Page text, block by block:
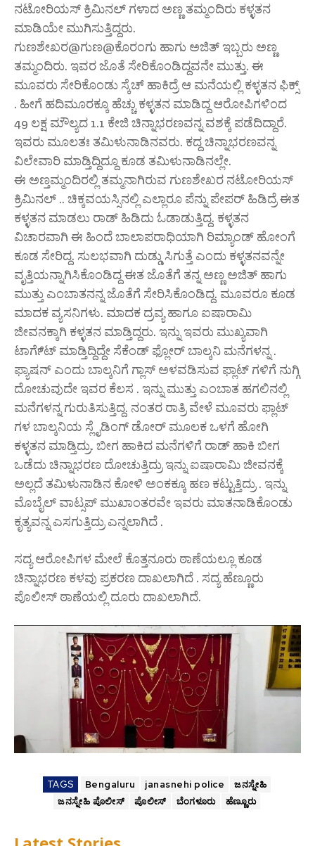
ನಟೋರಿಯಸ್ ಕ್ರಿಮಿನಲ್ ಗಳಾದ ಅಣ್ಣ ತಮ್ಮಂದಿರು ಕಳ್ಳತನ
ಮಾಡಿಯೇ ಮುಗಿಸುತ್ತಿದ್ದರು.
ಗುಣಶೇಖರ@ಗುಣ@ಕೊರಂಗು ಹಾಗು ಅಜಿತ್ ಇಬ್ಬರು ಅಣ್ಣ
ತಮ್ಮಂದಿರು. ಇವರ ಜೊತೆ ಸೇರಿಕೊಂಡಿದ್ದವನೇ ಮುತ್ತು. ಈ
ಮೂವರು ಸೇರಿಕೊಂಡು ಸ್ಕೆಚ್ ಹಾಕಿದ್ರೆ ಆ ಮನೆಯಲ್ಲಿ ಕಳ್ಳತನ ಫಿಕ್ಸ್
. ಹೀಗೆ ಹದಿಮೂರಕ್ಕೂ ಹೆಚ್ಚು ಕಳ್ಳತನ ಮಾಡಿದ್ದ ಆರೋಪಿಗಳಿಂದ
49 ಲಕ್ಷ ಮೌಲ್ಯದ 1.1 ಕೇಜಿ ಚಿನ್ನಾಭರಣವನ್ನ ವಶಕ್ಕೆ ಪಡೆದಿದ್ದಾರೆ.
ಇವರು ಮೂಲತಃ ತಮಿಳುನಾಡಿನವರು. ಕದ್ದ ಚಿನ್ನಾಭರಣವನ್ನ
ವಿಲೇವಾರಿ ಮಾಡ್ತಿದ್ದಿದ್ದೂ ಕೂಡ ತಮಿಳುನಾಡಿನಲ್ಲೇ.
ಈ ಅಣ್ತಮ್ಮಂದಿರಲ್ಲಿ ತಮ್ಮನಾಗಿರುವ ಗುಣಶೇಖರ ನಟೋರಿಯಸ್
ಕ್ರಿಮಿನಲ್ .. ಚಿಕ್ಕವಯಸ್ಸಿನಲ್ಲಿ ಎಲ್ಲಾರೂ ಪೆನ್ನು ಪೇಪರ್ ಹಿಡಿದ್ರೆ ಈತ
ಕಳ್ಳತನ ಮಾಡಲು ರಾಡ್ ಹಿಡಿದು ಓಡಾಡುತ್ತಿದ್ದ. ಕಳ್ಳತನ
ವಿಚಾರವಾಗಿ ಈ ಹಿಂದೆ ಬಾಲಾಪರಾಧಿಯಾಗಿ ರಿಮ್ಯಾಂಡ್ ಹೋಂಗೆ
ಕೂಡ ಸೇರಿದ್ದ. ಸುಲಭವಾಗಿ ದುಡ್ಡು ಸಿಗುತ್ತೆ ಎಂದು ಕಳ್ಳತನವನ್ನೇ
ವೃತ್ತಿಯನ್ನಾಗಿಸಿಕೊಂಡಿದ್ದ ಈತ ಜೊತೆಗೆ ತನ್ನ ಅಣ್ಣ ಅಜಿತ್ ಹಾಗು
ಮುತ್ತು ಎಂಬಾತನನ್ನ ಜೊತೆಗೆ ಸೇರಿಸಿಕೊಂಡಿದ್ದ. ಮೂವರೂ ಕೂಡ
ಮಾದಕ ವ್ಯಸನಿಗಳು. ಮಾದಕ ದ್ರವ್ಯ ಹಾಗೂ ಐಷಾರಾಮಿ
ಜೀವನಕ್ಕಾಗಿ ಕಳ್ಳತನ ಮಾಡ್ತಿದ್ದರು. ಇನ್ನು ಇವರು ಮುಖ್ಯವಾಗಿ
ಟಾರ್ಗೆ್ಟ್ ಮಾಡ್ತಿದ್ದಿದ್ದೇ ಸೆಕೆಂಡ್ ಫ್ಲೋರ್ ಬಾಲ್ಕನಿ ಮನೆಗಳನ್ನ .
ಫ್ಯಾಷನ್ ಎಂದು ಬಾಲ್ಕನಿಗೆ ಗ್ಲಾಸ್ ಅಳವಡಿಸುವ ಫ್ಲಾಟ್ ಗಳಿಗೆ ನುಗ್ಗಿ
ದೋಚುವುದೇ ಇವರ ಕೆಲಸ . ಇನ್ನು ಮುತ್ತು ಎಂಬಾತ ಹಗಲಿನಲ್ಲಿ
ಮನೆಗಳನ್ನ ಗುರುತಿಸುತ್ತಿದ್ದ. ನಂತರ ರಾತ್ರಿ ವೇಳೆ ಮೂವರು ಫ್ಲಾಟ್
ಗಳ ಬಾಲ್ಕನಿಯ ಸ್ಲೈಡಿಂಗ್ ಡೋರ್ ಮೂಲಕ ಒಳಗೆ ಹೋಗಿ
ಕಳ್ಳತನ ಮಾಡ್ತಿದ್ರು. ಬೀಗ ಹಾಕಿದ ಮನೆಗಳಿಗೆ ರಾಡ್ ಹಾಕಿ ಬೀಗ
ಒಡೆದು ಚಿನ್ನಾಭರಣ ದೋಚುತ್ತಿದ್ರು ಇನ್ನು ಐಷಾರಾಮಿ ಜೀವನಕ್ಕೆ
ಅಲ್ಲದೆ ತಮಿಳುನಾಡಿನ ಕೋಳಿ‌ ಅಂಕಕ್ಕೂ ಹಣ ಕಟ್ಟುತ್ತಿದ್ರು . ಇನ್ನು
ಮೊಬೈಲ್ ವಾಟ್ಸಪ್ ಮುಖಾಂತರವೇ ಇವರು ಮಾತನಾಡಿಕೊಂಡು
ಕೃತ್ಯವನ್ನ ಎಸಗುತ್ತಿದ್ರು ಎನ್ನಲಾಗಿದೆ .
ಸದ್ಯ ಆರೋಪಿಗಳ ಮೇಲೆ ಕೊತ್ತನೂರು ಠಾಣೆಯಲ್ಲೂ ಕೂಡ
ಚಿನ್ನಾಭರಣ ಕಳವು ಪ್ರಕರಣ ದಾಖಲಾಗಿದೆ . ಸದ್ಯ ಹೆಣ್ಣೂರು
ಪೊಲೀಸ್ ಠಾಣೆಯಲ್ಲಿ ದೂರು ದಾಖಲಾಗಿದೆ.
TAGS Bengaluru janasnehi police
ಜನಸ್ನೇಹಿ
ಜನಸ್ನೇಹಿ ಪೊಲೀಸ್
ಪೊಲೀಸ್ ಬೆಂಗಳೂರು ಹೆಣ್ಣೂರು